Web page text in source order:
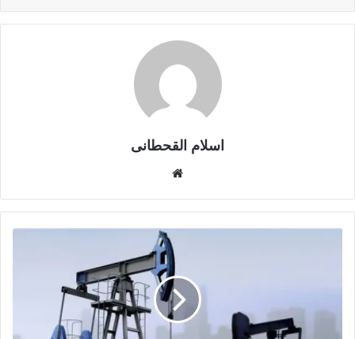
اسلام القحطانى
ق
ع
ا
ل
و
ي
ب